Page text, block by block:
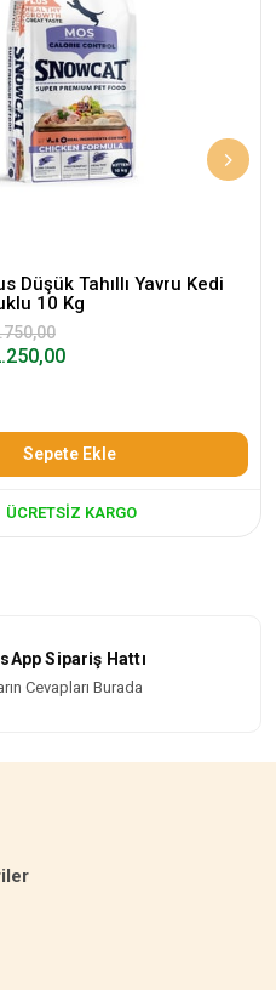
Düşük Tahıllı Yavru Kedi
10 Kg
Sepete Ekle
ÜCRETSIZ KARGO
Sipariş Hattı
Cevapları Burada